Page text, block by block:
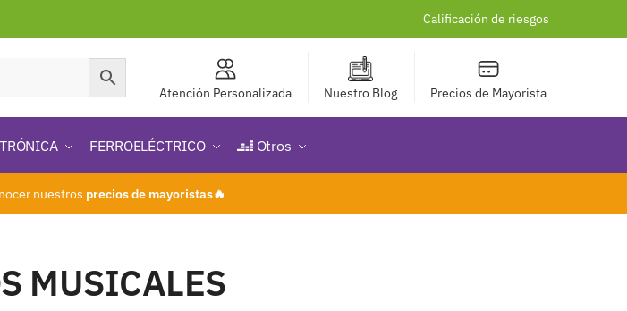
Calificación de riesgos
Atención Personalizada Nuestro Blog Precios de Mayorista
FERROELÉCTRICO Otros
nuestros precios de mayoristas🔥
MUSICALES